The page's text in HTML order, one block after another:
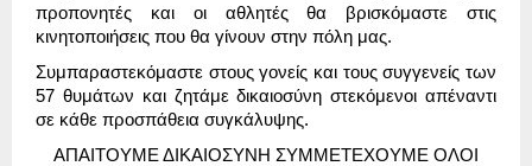
προπονητές και οι αθλητές θα βρισκόμαστε στις
κινητοποιήσεις που θα γίνουν στην πόλη μας.
Συμπαραστεκόμαστε στους γονείς και τους συγγενείς των
57 θυμάτων και ζητάμε δικαιοσύνη στεκόμενοι απέναντι
σε κάθε προσπάθεια συγκάλυψης.
ΑΠΑΙΤΟΥΜΕ ΔΙΚΑΙΟΣΥΝΗ ΣΥΜΜΕΤΕΧΟΥΜΕ ΟΛΟΙ